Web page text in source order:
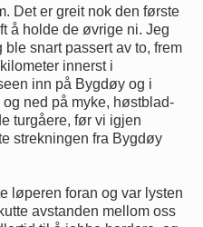
Det er greit nok den første
å holde de øvrige ni. Jeg
snart passert av to, frem
innerst i
inn på Bygdøy og i
ned på myke, høstblad-
turgåere, før vi igjen
strekningen fra Bygdøy
løperen foran og var lysten
avstanden mellom oss